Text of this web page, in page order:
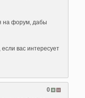
на форум, дабы
вас интересует
0